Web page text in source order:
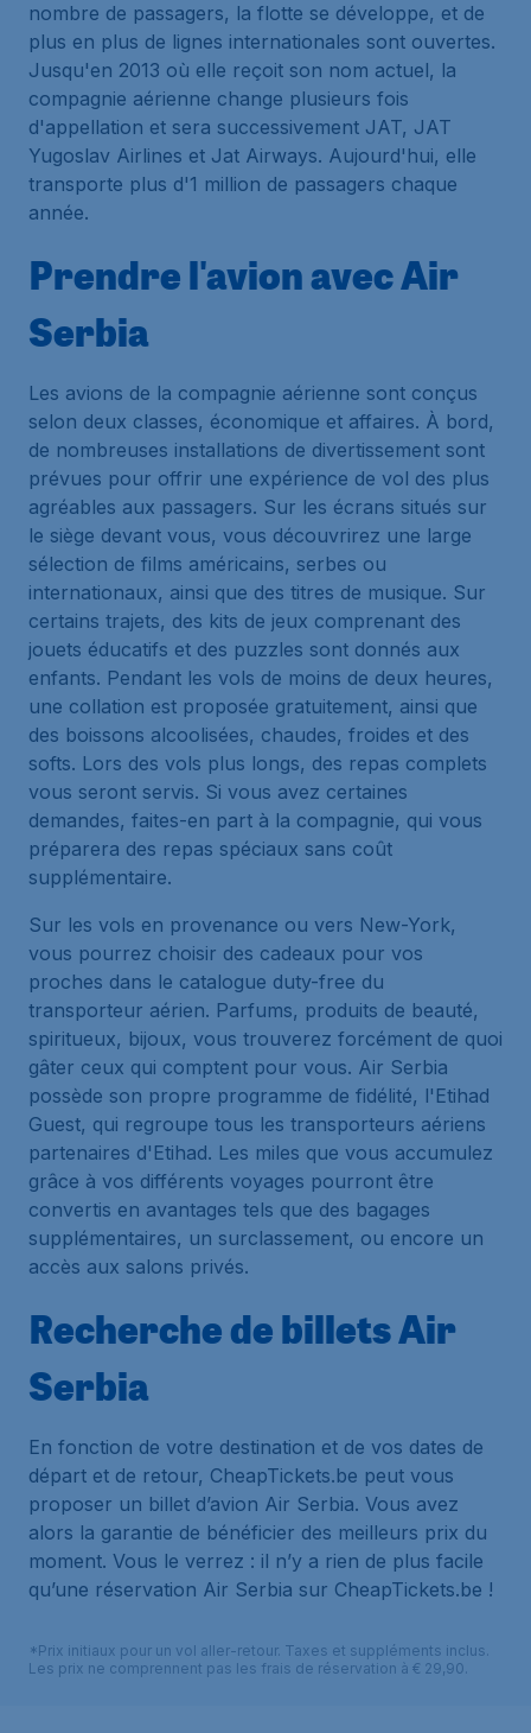
nombre de passagers, la flotte se développe, et de
plus en plus de lignes internationales sont ouvertes.
Jusqu'en 2013 où elle reçoit son nom actuel, la
compagnie aérienne change plusieurs fois
d'appellation et sera successivement JAT, JAT
Yugoslav Airlines et Jat Airways. Aujourd'hui, elle
transporte plus d'1 million de passagers chaque
année.
Prendre l'avion avec Air
Serbia
Les avions de la compagnie aérienne sont conçus
selon deux classes, économique et affaires. À bord,
de nombreuses installations de divertissement sont
prévues pour offrir une expérience de vol des plus
agréables aux passagers. Sur les écrans situés sur
le siège devant vous, vous découvrirez une large
sélection de films américains, serbes ou
internationaux, ainsi que des titres de musique. Sur
certains trajets, des kits de jeux comprenant des
jouets éducatifs et des puzzles sont donnés aux
enfants. Pendant les vols de moins de deux heures,
une collation est proposée gratuitement, ainsi que
des boissons alcoolisées, chaudes, froides et des
softs. Lors des vols plus longs, des repas complets
vous seront servis. Si vous avez certaines
demandes, faites-en part à la compagnie, qui vous
préparera des repas spéciaux sans coût
supplémentaire.
Sur les vols en provenance ou vers New-York,
vous pourrez choisir des cadeaux pour vos
proches dans le catalogue duty-free du
transporteur aérien. Parfums, produits de beauté,
spiritueux, bijoux, vous trouverez forcément de quoi
gâter ceux qui comptent pour vous. Air Serbia
possède son propre programme de fidélité, l'Etihad
Guest, qui regroupe tous les transporteurs aériens
partenaires d'Etihad. Les miles que vous accumulez
grâce à vos différents voyages pourront être
convertis en avantages tels que des bagages
supplémentaires, un surclassement, ou encore un
accès aux salons privés.
Recherche de billets Air
Serbia
En fonction de votre destination et de vos dates de
départ et de retour, CheapTickets.be peut vous
proposer un billet d’avion Air Serbia. Vous avez
alors la garantie de bénéficier des meilleurs prix du
moment. Vous le verrez : il n’y a rien de plus facile
qu’une réservation Air Serbia sur CheapTickets.be !
*Prix initiaux pour un vol aller-retour. Taxes et suppléments inclus.
Les prix ne comprennent pas les frais de réservation à € 29,90.